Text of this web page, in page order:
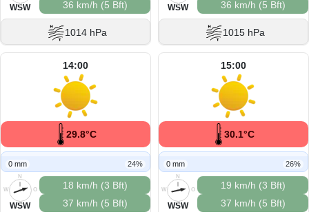
S
WSW 36 km/h (5 Bft)
1014 hPa
S
WSW 36 km/h (5 Bft)
1015 hPa
14:00
29.8°C
0 mm 24%
N
O
S
W
WSW
18 km/h (3 Bft)
37 km/h (5 Bft)
15:00
30.1°C
0 mm 26%
N
O
S
W
WSW
19 km/h (3 Bft)
37 km/h (5 Bft)